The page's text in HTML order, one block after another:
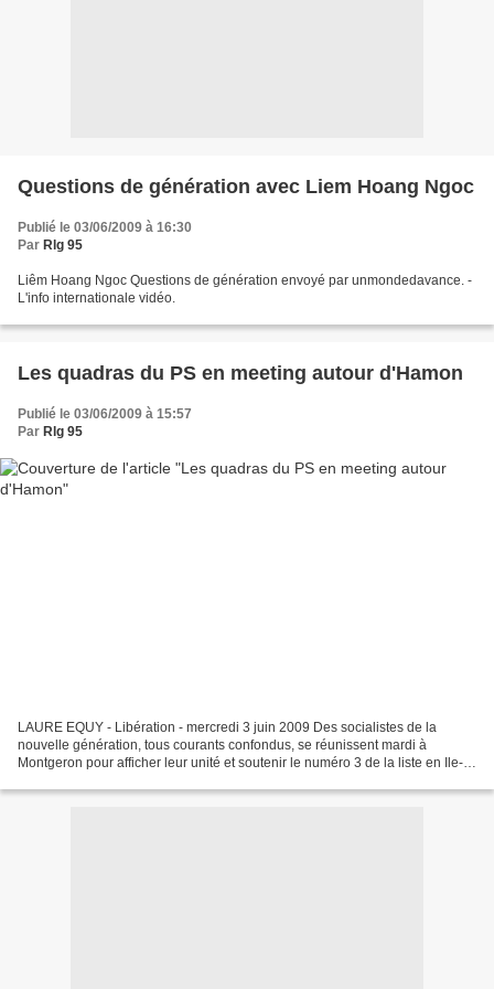
Questions de génération avec Liem Hoang Ngoc
Publié le 03/06/2009 à 16:30
Par Rlg 95
Liêm Hoang Ngoc Questions de génération envoyé par unmondedavance. -
L'info internationale vidéo.
Les quadras du PS en meeting autour d'Hamon
Publié le 03/06/2009 à 15:57
Par Rlg 95
LAURE EQUY - Libération - mercredi 3 juin 2009 Des socialistes de la
nouvelle génération, tous courants confondus, se réunissent mardi à
Montgeron pour afficher leur unité et soutenir le numéro 3 de la liste en Ile-